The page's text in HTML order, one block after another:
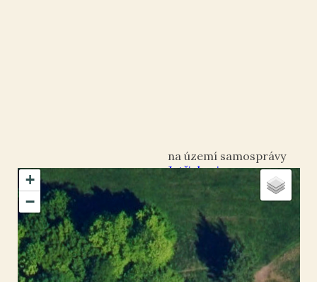
+
−
Jetřichovice
okres Děčín
Rynartice
50.853842 ,14.419074